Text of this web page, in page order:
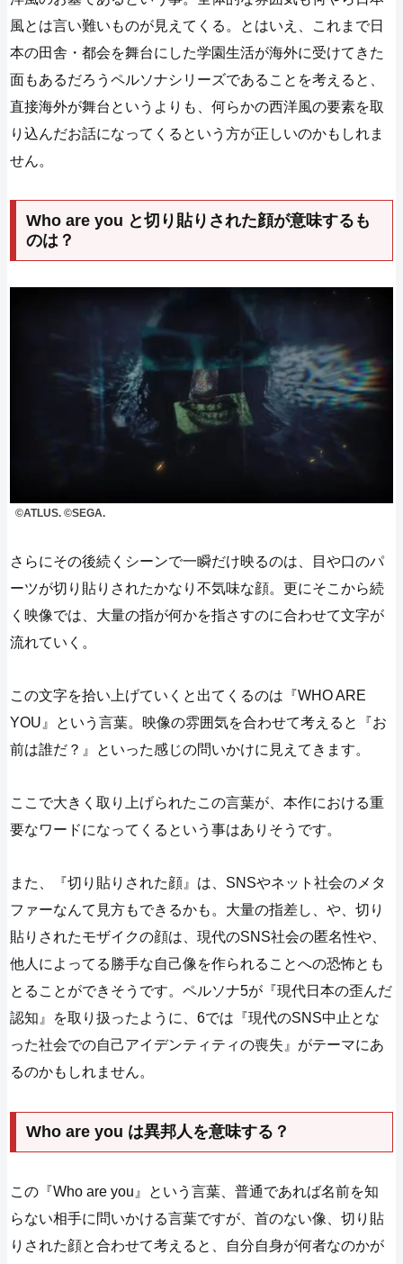
風とは言い難いものが見えてくる。とはいえ、これまで日
本の田舎・都会を舞台にした学園生活が海外に受けてきた
面もあるだろうペルソナシリーズであることを考えると、
直接海外が舞台というよりも、何らかの西洋風の要素を取
り込んだお話になってくるという方が正しいのかもしれま
せん。
Who are you と切り貼りされた顔が意味するも
のは？
©ATLUS. ©SEGA.
さらにその後続くシーンで一瞬だけ映るのは、目や口のパ
ーツが切り貼りされたかなり不気味な顔。更にそこから続
く映像では、大量の指が何かを指さすのに合わせて文字が
流れていく。
この文字を拾い上げていくと出てくるのは『WHO ARE
YOU』という言葉。映像の雰囲気を合わせて考えると『お
前は誰だ？』といった感じの問いかけに見えてきます。
ここで大きく取り上げられたこの言葉が、本作における重
要なワードになってくるという事はありそうです。
また、『切り貼りされた顔』は、SNSやネット社会のメタ
ファーなんて見方もできるかも。大量の指差し、や、切り
貼りされたモザイクの顔は、現代のSNS社会の匿名性や、
他人によってる勝手な自己像を作られることへの恐怖とも
とることができそうです。ペルソナ5が『現代日本の歪んだ
認知』を取り扱ったように、6では『現代のSNS中止とな
った社会での自己アイデンティティの喪失』がテーマにあ
るのかもしれません。
Who are you は異邦人を意味する？
この『Who are you』という言葉、普通であれば名前を知
らない相手に問いかける言葉ですが、首のない像、切り貼
りされた顔と合わせて考えると、自分自身が何者なのかが